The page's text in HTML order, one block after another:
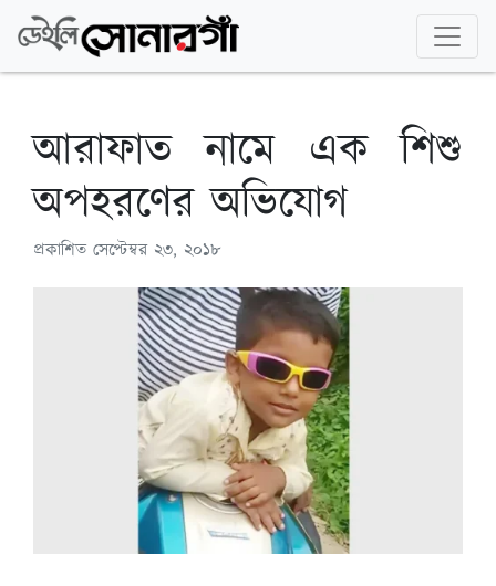
আরাফাত নামে এক শিশু
অপহরণের অভিযোগ
প্রকাশিত সেপ্টেম্বর ২৩, ২০১৮